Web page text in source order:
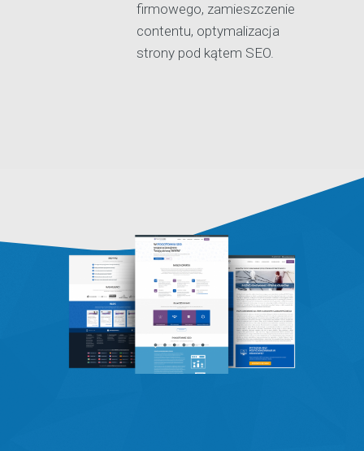
firmowego, zamieszczenie
contentu, optymalizacja
strony pod kątem SEO.